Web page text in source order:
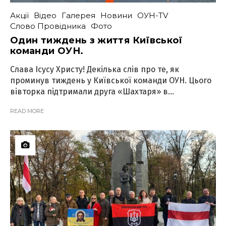
Акції Відео Галерея Новини ОУН-TV
Слово Провідника
Фото
Один тиждень з життя Київської
команди ОУН.
Слава Ісусу Христу! Декілька слів про те, як
проминув тиждень у Київської команди ОУН. Цього
вівторка підтримали друга «Шахтаря» в...
READ MORE